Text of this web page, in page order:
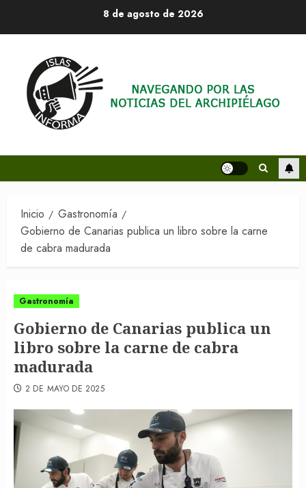
8 de agosto de 2026
Inicio
Gastronomía
Gobierno de Canarias publica un libro sobre la carne
de cabra madurada
Gastronomía
Gobierno de Canarias publica un
libro sobre la carne de cabra
madurada
2 DE MAYO DE 2025